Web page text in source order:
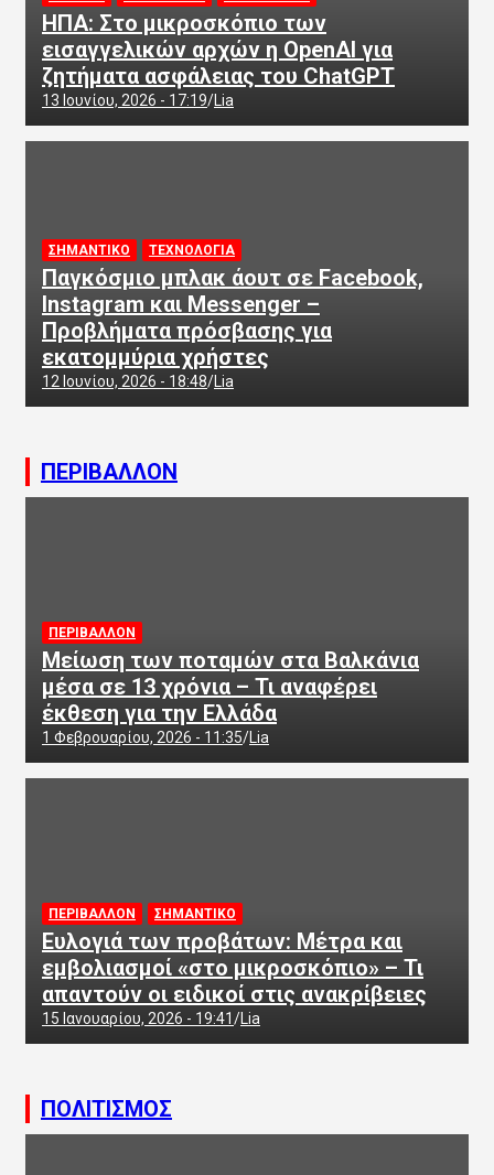
ΗΠΑ: Στο μικροσκόπιο των
εισαγγελικών αρχών η OpenAI για
ζητήματα ασφάλειας του ChatGPT
13 Ιουνίου, 2026 - 17:19 Lia
ΣΗΜΑΝΤΙΚΟ ΤΕΧΝΟΛΟΓΙΑ
Παγκόσμιο μπλακ άουτ σε Facebook,
Instagram και Messenger –
Προβλήματα πρόσβασης για
εκατομμύρια χρήστες
12 Ιουνίου, 2026 - 18:48 Lia
ΠΕΡΙΒΑΛΛΟΝ
ΠΕΡΙΒΑΛΛΟΝ
Μείωση των ποταμών στα Βαλκάνια
μέσα σε 13 χρόνια – Τι αναφέρει
έκθεση για την Ελλάδα
1 Φεβρουαρίου, 2026 - 11:35 Lia
ΠΕΡΙΒΑΛΛΟΝ ΣΗΜΑΝΤΙΚΟ
Ευλογιά των προβάτων: Μέτρα και
εμβολιασμοί «στο μικροσκόπιο» – Τι
απαντούν οι ειδικοί στις ανακρίβειες
15 Ιανουαρίου, 2026 - 19:41 Lia
ΠΟΛΙΤΙΣΜΟΣ